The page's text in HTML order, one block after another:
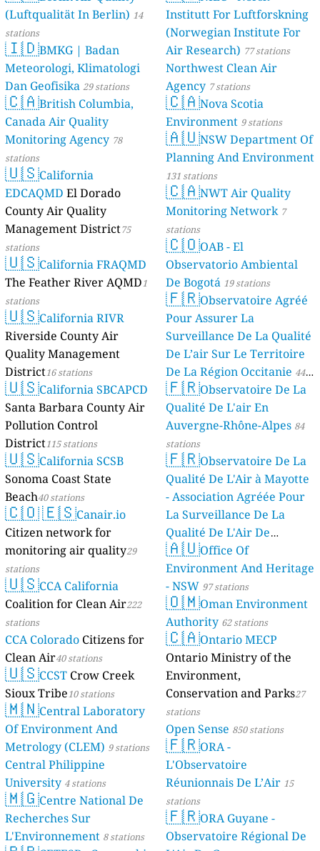
46 stations
(Luftqualität In Berlin) 14
stations
🇮🇩BMKG | Badan
Meteorologi, Klimatologi
Dan Geofisika 29 stations
🇨🇦British Columbia,
Canada Air Quality
Monitoring Agency 78
stations
🇺🇸California
EDCAQMD El Dorado
County Air Quality
Management District75
stations
🇺🇸California FRAQMD
The Feather River AQMD1
stations
🇺🇸California RIVR
Riverside County Air
Quality Management
District16 stations
🇺🇸California SBCAPCD
Santa Barbara County Air
Pollution Control
District115 stations
🇺🇸California SCSB
Sonoma Coast State
Beach40 stations
🇨🇴🇪🇸Canair.io
Citizen network for
monitoring air quality29
stations
🇺🇸CCA California
Coalition for Clean Air222
stations
CCA Colorado Citizens for
Clean Air40 stations
🇺🇸CCST Crow Creek
Sioux Tribe10 stations
🇲🇳Central Laboratory
Of Environment And
Metrology (CLEM) 9 stations
Central Philippine
University 4 stations
🇲🇬Centre National De
Recherches Sur
L'Environnement 8 stations
Institutt For Luftforskning
(Norwegian Institute For
Air Research) 77 stations
Northwest Clean Air
Agency 7 stations
🇨🇦Nova Scotia
Environment 9 stations
🇦🇺NSW Department Of
Planning And Environment
131 stations
🇨🇦NWT Air Quality
Monitoring Network 7
stations
🇨🇴OAB - El
Observatorio Ambiental
De Bogotá 19 stations
🇫🇷Observatoire Agréé
Pour Assurer La
Surveillance De La Qualité
De L’air Sur Le Territoire
De La Région Occitanie 44
stations
🇫🇷Observatoire De La
Qualité De L'air En
Auvergne-Rhône-Alpes 84
stations
🇫🇷Observatoire De La
Qualité De L'Air à Mayotte
- Association Agréée Pour
La Surveillance De La
Qualité De L'Air De
Mayotte 4 stations
🇦🇺Office Of
Environment And Heritage
- NSW 97 stations
🇴🇲Oman Environment
Authority 62 stations
🇨🇦Ontario MECP
Ontario Ministry of the
Environment,
Conservation and Parks27
stations
Open Sense 850 stations
🇫🇷ORA -
L'Observatoire
Réunionnais De L’Air 15
stations
🇫🇷ORA Guyane -
Observatoire Régional De